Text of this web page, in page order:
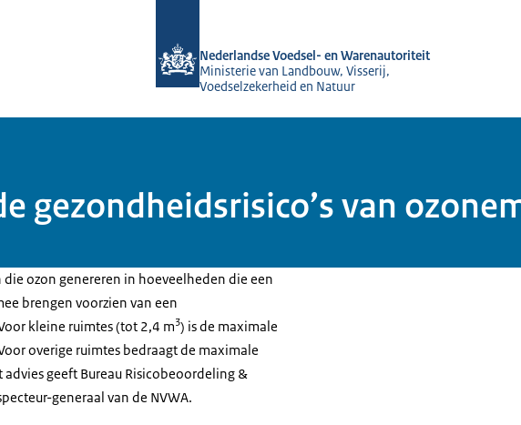
Nederlandse Voedsel- en Warenautoriteit
Ministerie van Landbouw, Visserij,
Voedselzekerheid en Natuur
gezondheidsrisico’s van
ozon genereren in hoeveelheden die een
brengen voorzien van een
kleine ruimtes (tot 2,4 m3) is de maximale
overige ruimtes bedraagt de maximale
advies geeft Bureau Risicobeoordeling &
generaal van de NVWA.